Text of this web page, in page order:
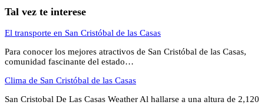
Tal vez te interese
El transporte en San Cristóbal de las Casas
Para conocer los mejores atractivos de San Cristóbal de las Casas,
comunidad fascinante del estado…
Clima de San Cristóbal de las Casas
San Cristobal De Las Casas Weather Al hallarse a una altura de 2,120